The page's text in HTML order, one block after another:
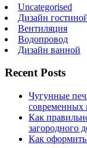
Uncategorised
Дизайн
Вентиляция
Водопровод
Дизайн ванной
Recent Posts
Чугунные
современных
Как
загородного
Как